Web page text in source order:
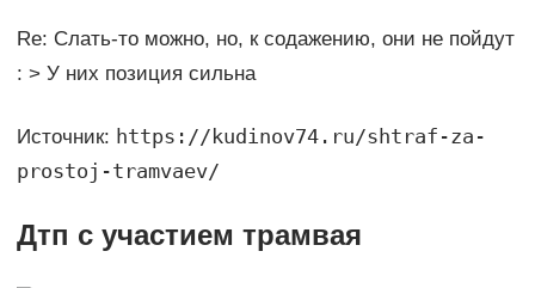
Re: Слать-то можно, но, к содажению, они не пойдут
: > У них позиция сильна
Источник: https://kudinov74.ru/shtraf-za-
prostoj-tramvaev/
Дтп с участием трамвая